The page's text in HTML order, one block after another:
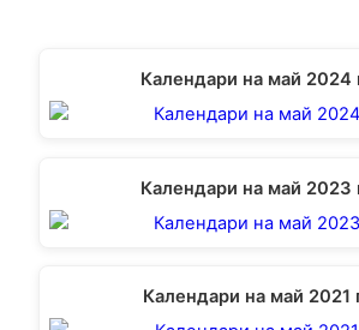
Календари на май 2024
Календари на май 2023
Календари на май 2021